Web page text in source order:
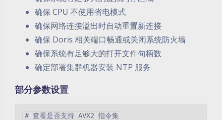
确保 CPU 不使用省电模式
确保网络连接溢出时自动重置新连接
确保 Doris 相关端口畅通或关闭系统防火墙
确保系统有足够大的打开文件句柄数
确定部署集群机器安装 NTP 服务
部分参数设置
# 查看是否支持 AVX2 指令集